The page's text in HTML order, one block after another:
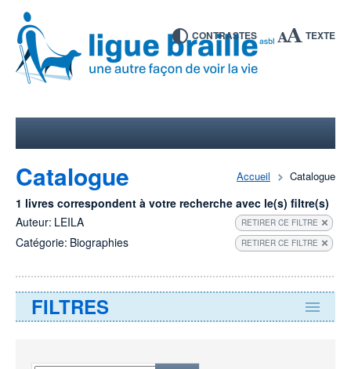
CONTRASTES TEXTE
Accueil Catalogue
Catalogue
1 livres correspondent à votre recherche avec le(s) filtre(s)
Auteur: LEILA RETIRER CE FILTRE
Catégorie: Biographies RETIRER CE FILTRE
FILTRES